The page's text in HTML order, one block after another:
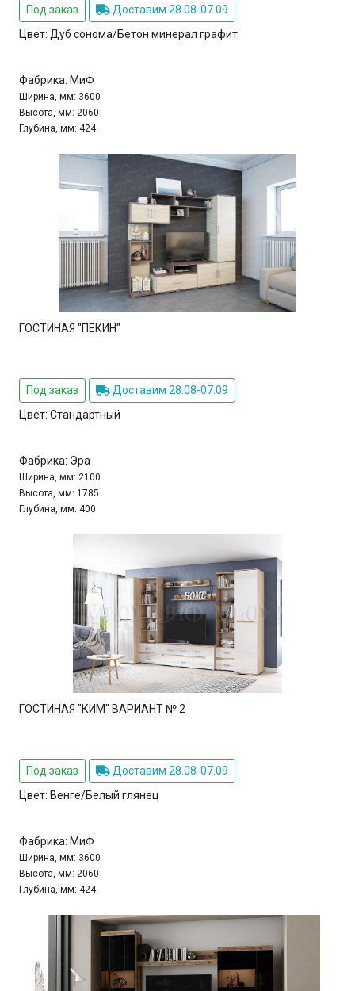
Под заказ
Доставим 28.08-07.09
Цвет: Дуб сонома/Бетон минерал графит
Фабрика: МиФ
Ширина, мм: 3600
Высота, мм: 2060
Глубина, мм: 424
ГОСТИНАЯ "ПЕКИН"
Под заказ
Доставим 28.08-07.09
Цвет: Стандартный
Фабрика: Эра
Ширина, мм: 2100
Высота, мм: 1785
Глубина, мм: 400
ГОСТИНАЯ "КИМ" ВАРИАНТ № 2
Под заказ
Доставим 28.08-07.09
Цвет: Венге/Белый глянец
Фабрика: МиФ
Ширина, мм: 3600
Высота, мм: 2060
Глубина, мм: 424